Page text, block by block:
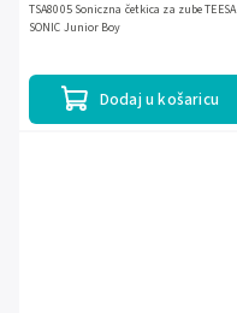
Dodaj u košaricu
TSA8005 Soniczna četkica za zube TEESA
SONIC Junior Boy